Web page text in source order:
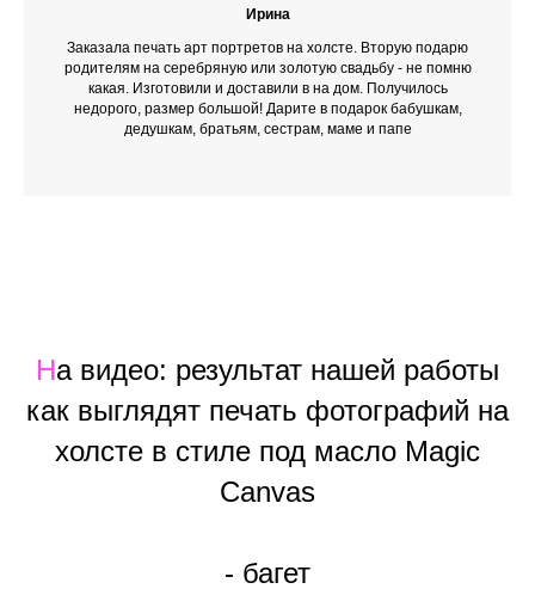
Ирина
Заказала печать арт портретов на холсте. Вторую подарю
родителям на серебряную или золотую свадьбу - не помню
какая. Изготовили и доставили в на дом. Получилось
недорого, размер большой! Дарите в подарок бабушкам,
дедушкам, братьям, сестрам, маме и папе
На видео: результат нашей работы
как выглядят печать фотографий на
холсте в стиле под масло Magic
Canvas
- багет